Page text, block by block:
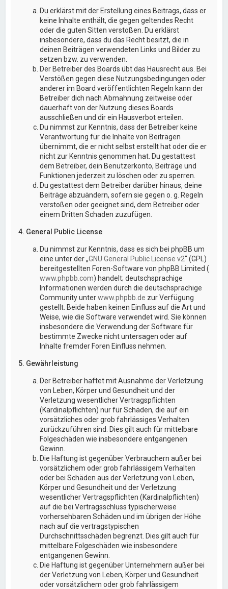
Du erklärst mit der Erstellung eines Beitrags, dass er
keine Inhalte enthält, die gegen geltendes Recht
oder die guten Sitten verstoßen. Du erklärst
insbesondere, dass du das Recht besitzt, die in
deinen Beiträgen verwendeten Links und Bilder zu
setzen bzw. zu verwenden.
Der Betreiber des Boards übt das Hausrecht aus. Bei
Verstößen gegen diese Nutzungsbedingungen oder
anderer im Board veröffentlichten Regeln kann der
Betreiber dich nach Abmahnung zeitweise oder
dauerhaft von der Nutzung dieses Boards
ausschließen und dir ein Hausverbot erteilen.
Du nimmst zur Kenntnis, dass der Betreiber keine
Verantwortung für die Inhalte von Beiträgen
übernimmt, die er nicht selbst erstellt hat oder die er
nicht zur Kenntnis genommen hat. Du gestattest
dem Betreiber, dein Benutzerkonto, Beiträge und
Funktionen jederzeit zu löschen oder zu sperren.
Du gestattest dem Betreiber darüber hinaus, deine
Beiträge abzuändern, sofern sie gegen o. g. Regeln
verstoßen oder geeignet sind, dem Betreiber oder
einem Dritten Schaden zuzufügen.
4. General Public License
Du nimmst zur Kenntnis, dass es sich bei phpBB um
eine unter der „GNU General Public License v2“ (GPL)
bereitgestellten Foren-Software von phpBB Limited (
www.phpbb.com) handelt; deutschsprachige
Informationen werden durch die deutschsprachige
Community unterwww.phpbb.de zur Verfügung
gestellt. Beide haben keinen Einfluss auf die Art und
Weise, wie die Software verwendet wird. Sie können
insbesondere die Verwendung der Software für
bestimmte Zwecke nicht untersagen oder auf
Inhalte fremder Foren Einfluss nehmen.
5. Gewährleistung
Der Betreiber haftet mit Ausnahme der Verletzung
von Leben, Körper und Gesundheit und der
Verletzung wesentlicher Vertragspflichten
(Kardinalpflichten) nur für Schäden, die auf ein
vorsätzliches oder grob fahrlässiges Verhalten
zurückzuführen sind. Dies gilt auch für mittelbare
Folgeschäden wie insbesondere entgangenen
Gewinn.
Die Haftung ist gegenüber Verbrauchern außer bei
vorsätzlichem oder grob fahrlässigem Verhalten
oder bei Schäden aus der Verletzung von Leben,
Körper und Gesundheit und der Verletzung
wesentlicher Vertragspflichten (Kardinalpflichten)
auf die bei Vertragsschluss typischerweise
vorhersehbaren Schäden und im übrigen der Höhe
nach auf die vertragstypischen
Durchschnittsschäden begrenzt. Dies gilt auch für
mittelbare Folgeschäden wie insbesondere
entgangenen Gewinn.
Die Haftung ist gegenüber Unternehmern außer bei
der Verletzung von Leben, Körper und Gesundheit
oder vorsätzlichem oder grob fahrlässigem